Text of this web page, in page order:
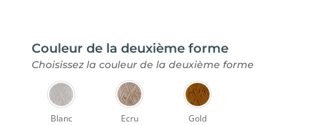
Couleur de la deuxième forme
Choisissez la couleur de la deuxième forme
Blanc Ecru Gold